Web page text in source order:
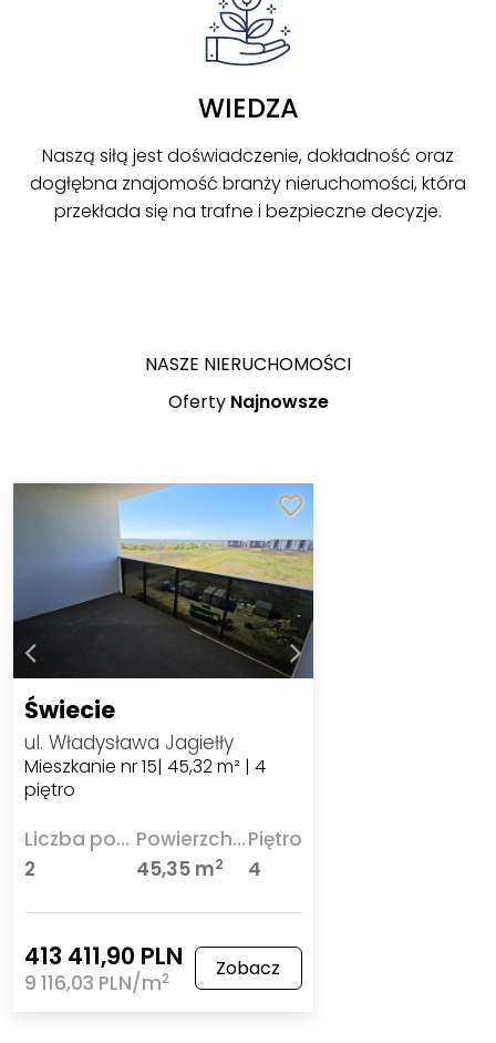
WIEDZA
Naszą siłą jest doświadczenie, dokładność oraz
dogłębna znajomość branży nieruchomości, która
przekłada się na trafne i bezpieczne decyzje.
NASZE NIERUCHOMOŚCI
Oferty Najnowsze
Świecie
ul. Władysława Jagiełły
Mieszkanie nr 15| 45,32 m² | 4
piętro
Liczba pokoi
2
Powierzchnia
45,35 m2
Piętro
4
413 411,90 PLN
9 116,03 PLN/m2 Zobacz